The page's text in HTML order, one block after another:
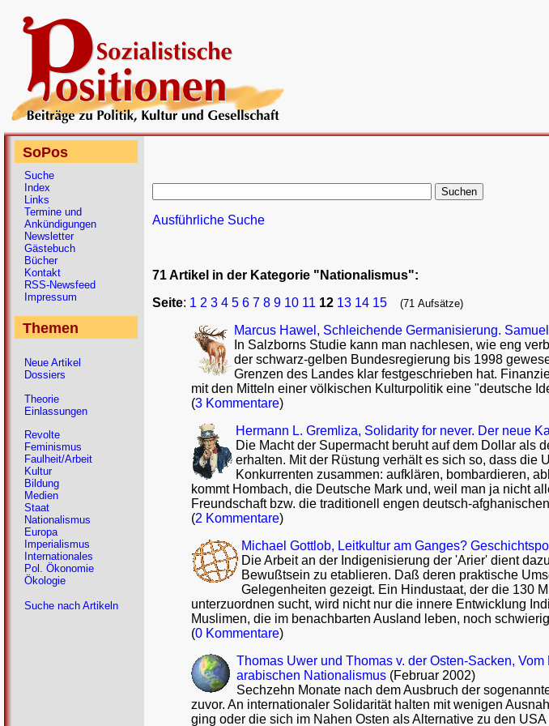
Ausführliche Suche
71 Artikel in der Kategorie "Nationalismus":
Seite: 1 2 3 4 5 6 7 8 9 10 11 12 13 14 15 (71 Aufsätze)
Marcus Hawel, Schleichende Germanisierung.
In Salzborns Studie kann man nachlesen, wie eng
der schwarz-gelben Bundesregierung bis 1998
Grenzen des Landes klar festgeschrieben hat.
mit den Mitteln einer völkischen Kulturpolitik eine "deutsche
(3 Kommentare)
Hermann L. Gremliza, Solidarity for never. Der neue
Die Macht der Supermacht beruht auf dem Dollar als
erhalten. Mit der Rüstung verhält es sich so, dass die
Konkurrenten zusammen: aufklären, bombardieren,
kommt Hombach, die Deutsche Mark und, weil man ja nicht
Freundschaft bzw. die traditionell engen deutsch-
(2 Kommentare)
Michael Gottlob, Leitkultur am Ganges?
Die Arbeit an der Indigenisierung der 'Arier' dient
Bewußtsein zu etablieren. Daß deren praktische
Gelegenheiten gezeigt. Ein Hindustaat, der die 130
unterzuordnen sucht, wird nicht nur die innere Entwicklung
Muslimen, die im benachbarten Ausland leben, noch
(0 Kommentare)
Thomas Uwer und Thomas v. der Osten-Sacken,
arabischen Nationalismus (Februar 2002)
Sechzehn Monate nach dem Ausbruch der
zuvor. An internationaler Solidarität halten mit wenigen
ging oder die sich im Nahen Osten als Alternative zu den
SoPos
Suche
Index
Links
Termine und
Ankündigungen
Newsletter
Gästebuch
Bücher
Kontakt
RSS-Newsfeed
Impressum
Themen
Neue Artikel
Dossiers
Theorie
Einlassungen
Revolte
Feminismus
Faulheit/Arbeit
Kultur
Bildung
Medien
Staat
Nationalismus
Europa
Imperialismus
Internationales
Pol. Ökonomie
Ökologie
Suche nach Artikeln